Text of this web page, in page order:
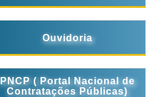
Ouvidoria
PNCP ( Portal Nacional de
Contratações Públicas)